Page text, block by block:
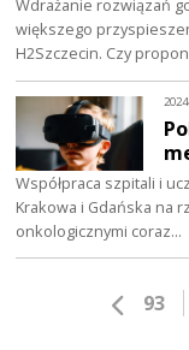
Wdrażanie rozwiązań
większego
H2Szczecin. Czy
Współpraca szpitali i
Krakowa i Gdańska na
onkologicznymi coraz…
93